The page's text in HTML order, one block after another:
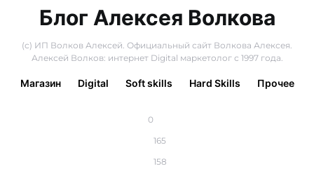
Блог Алексея Волкова
(с) ИП Волков Алексей. Официальный сайт Волкова Алексея.
Алексей Волков: интернет Digital маркетолог с 1997 года.
0
165
158
Магазин Digital Soft skills Hard Skills Прочее